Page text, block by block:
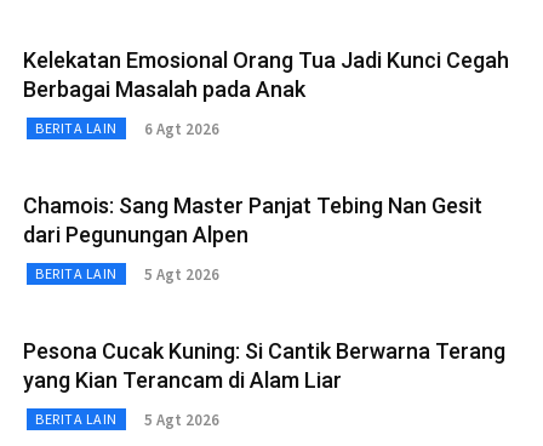
Kelekatan Emosional Orang Tua Jadi Kunci Cegah
Berbagai Masalah pada Anak
BERITA LAIN 6 Agt 2026
Chamois: Sang Master Panjat Tebing Nan Gesit
dari Pegunungan Alpen
BERITA LAIN 5 Agt 2026
Pesona Cucak Kuning: Si Cantik Berwarna Terang
yang Kian Terancam di Alam Liar
BERITA LAIN 5 Agt 2026